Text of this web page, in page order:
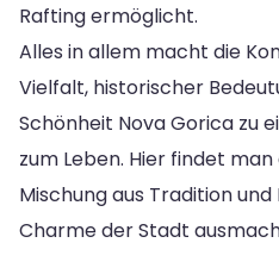
Rafting ermöglicht.
Alles in allem macht die
Vielfalt, historischer
Schönheit Nova Gorica zu
zum Leben. Hier findet
Mischung aus Tradition
Charme der Stadt